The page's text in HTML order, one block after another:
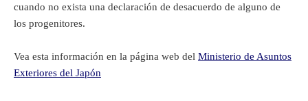
cuando no exista una declaración de desacuerdo de alguno de
los progenitores.
Vea esta información en la página web del Ministerio de Asuntos
Exteriores del Japón